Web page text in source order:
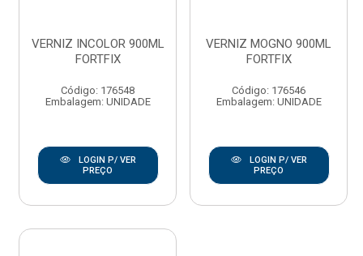
VERNIZ INCOLOR 900ML
FORTFIX
Código: 176548
Embalagem: UNIDADE
LOGIN P/ VER
PREÇO
VERNIZ MOGNO 900ML
FORTFIX
Código: 176546
Embalagem: UNIDADE
LOGIN P/ VER
PREÇO